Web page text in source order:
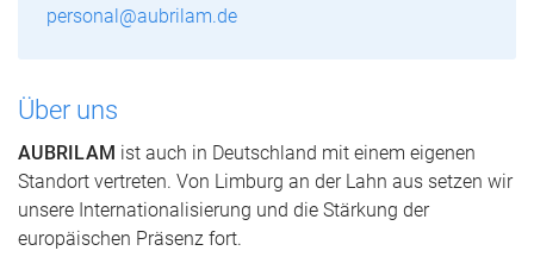
personal@aubrilam.de
Über uns
AUBRILAM ist auch in Deutschland mit einem eigenen
Standort vertreten. Von Limburg an der Lahn aus setzen wir
unsere Internationalisierung und die Stärkung der
europäischen Präsenz fort.